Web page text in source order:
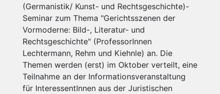
(Germanistik/ Kunst- und Rechtsgeschichte)-
Seminar zum Thema "Gerichtsszenen der
Vormoderne: Bild-, Literatur- und
Rechtsgeschichte" (ProfessorInnen
Lechtermann, Rehm und Kiehnle) an. Die
Themen werden (erst) im Oktober verteilt, eine
Teilnahme an der Informationsveranstaltung
für InteressentInnen aus der Juristischen